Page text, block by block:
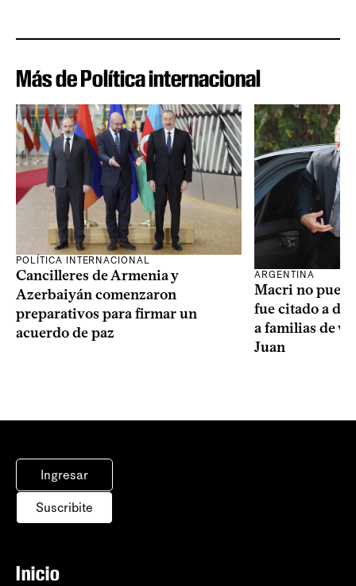
Más de Política internacional
POLÍTICA INTERNACIONAL
Cancilleres de Armenia y
Azerbaiyán comenzaron
preparativos para firmar un
acuerdo de paz
ARGENTINA
Macri no
fue citado a
a familias de
Juan
Ingresar
Suscribite
Inicio